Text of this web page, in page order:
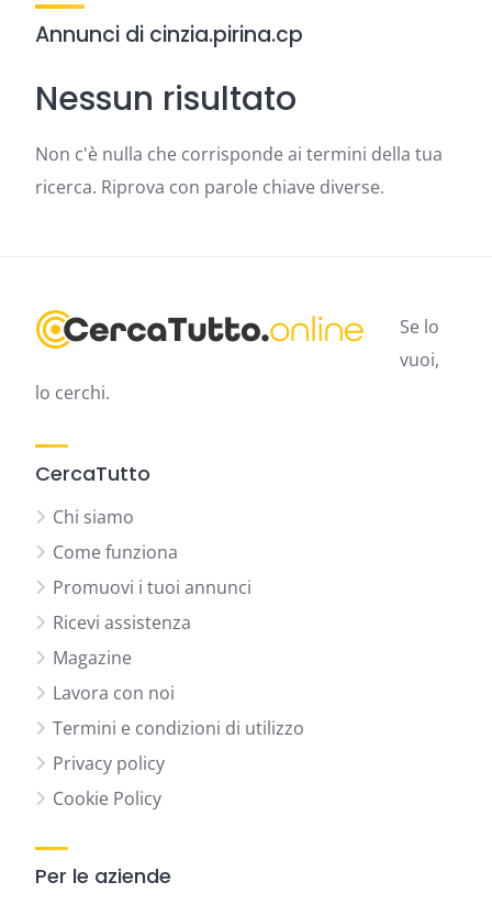
Annunci di cinzia.pirina.cp
Nessun risultato
Non c'è nulla che corrisponde ai termini della tua
ricerca. Riprova con parole chiave diverse.
Se lo
vuoi,
lo cerchi.
CercaTutto
Chi siamo
Come funziona
Promuovi i tuoi annunci
Ricevi assistenza
Magazine
Lavora con noi
Termini e condizioni di utilizzo
Privacy policy
Cookie Policy
Per le aziende